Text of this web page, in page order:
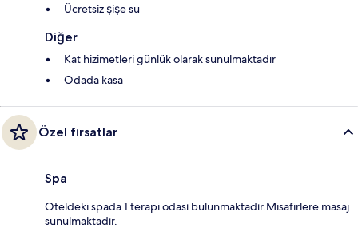
Ücretsiz şişe su
Diğer
Kat hizimetleri günlük olarak sunulmaktadır
Odada kasa
Özel fırsatlar
Spa
Oteldeki spada 1 terapi odası bulunmaktadır.Misafirlere masaj
sunulmaktadır.